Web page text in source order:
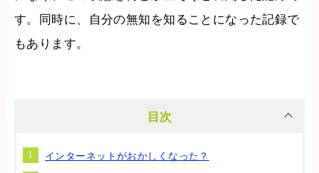
す。同時に、自分の無知を知ることになった記録で
もあります。
目次
インターネットがおかしくなった？